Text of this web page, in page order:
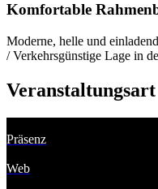
Komfortable
Moderne, helle und
/ Verkehrsgünstige Lage in
Veranstaltungsart
Präsenz
Web